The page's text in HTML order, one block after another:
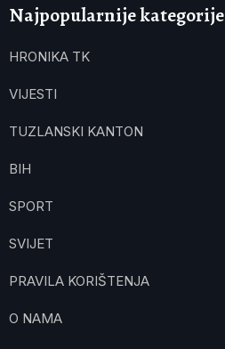
Najpopularnije kategorije
HRONIKA TK
VIJESTI
TUZLANSKI KANTON
BIH
SPORT
SVIJET
PRAVILA KORIŠTENJA
O NAMA